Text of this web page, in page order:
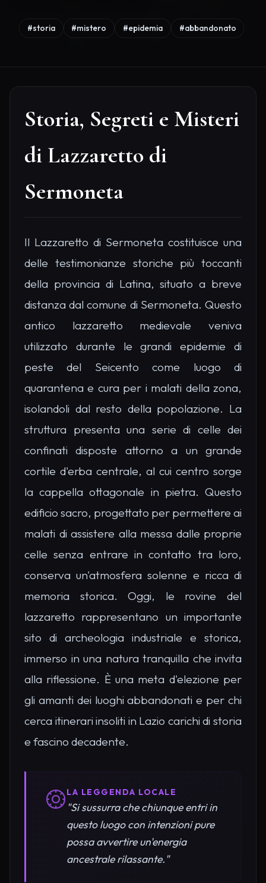
#storia #mistero #epidemia #abbandonato
Storia, Segreti e Misteri
di Lazzaretto di
Sermoneta
Il Lazzaretto di Sermoneta costituisce una
delle testimonianze storiche più toccanti
della provincia di Latina, situato a breve
distanza dal comune di Sermoneta. Questo
antico lazzaretto medievale veniva
utilizzato durante le grandi epidemie di
peste del Seicento come luogo di
quarantena e cura per i malati della zona,
isolandoli dal resto della popolazione. La
struttura presenta una serie di celle dei
confinati disposte attorno a un grande
cortile d'erba centrale, al cui centro sorge
la cappella ottagonale in pietra. Questo
edificio sacro, progettato per permettere ai
malati di assistere alla messa dalle proprie
celle senza entrare in contatto tra loro,
conserva un'atmosfera solenne e ricca di
memoria storica. Oggi, le rovine del
lazzaretto rappresentano un importante
sito di archeologia industriale e storica,
immerso in una natura tranquilla che invita
alla riflessione. È una meta d'elezione per
gli amanti dei luoghi abbandonati e per chi
cerca itinerari insoliti in Lazio carichi di storia
e fascino decadente.
LA LEGGENDA LOCALE
"Si sussurra che chiunque entri in
questo luogo con intenzioni pure
possa avvertire un'energia
ancestrale rilassante."